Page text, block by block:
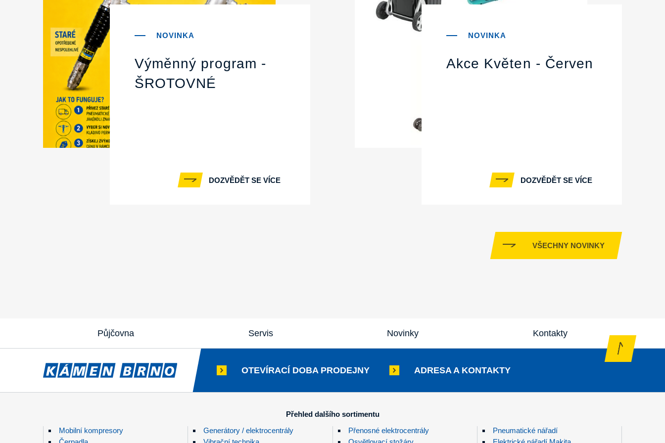
Výměnný program -
ŠROTOVNÉ
DOZVĚDĚT SE VÍCE
Akce Květen - Červen
DOZVĚDĚT SE VÍCE
VŠECHNY NOVINKY
Půjčovna Servis Novinky Kontakty
OTEVÍRACÍ DOBA PRODEJNY ADRESA A KONTAKTY
Přehled dalšího sortimentu
Mobilní kompresory
Generátory / elektrocentrály Přenosné elektrocentrály
Pneumatické nářadí